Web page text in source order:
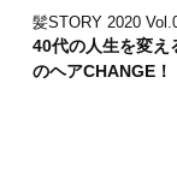
髪STORY 2020
40代の人生を変え
のヘアCHANGE！